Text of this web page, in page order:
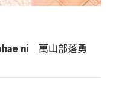
ni｜萬山部落勇